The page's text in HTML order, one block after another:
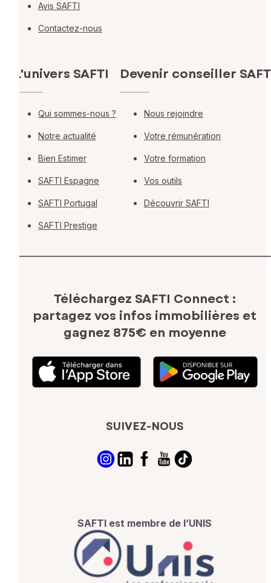
Avis SAFTI
Contactez-nous
L'univers SAFTI
Qui sommes-nous ?
Notre actualité
Bien Estimer
SAFTI Espagne
SAFTI Portugal
SAFTI Prestige
Devenir conseiller
Nous rejoindre
Votre rémunération
Votre formation
Vos outils
Découvrir SAFTI
Téléchargez SAFTI Connect :
partagez vos infos immobilières et
gagnez 875€ en moyenne
SUIVEZ-NOUS
SAFTI est membre de l’UNIS